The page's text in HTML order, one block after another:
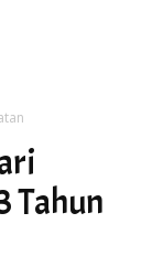
Tahun